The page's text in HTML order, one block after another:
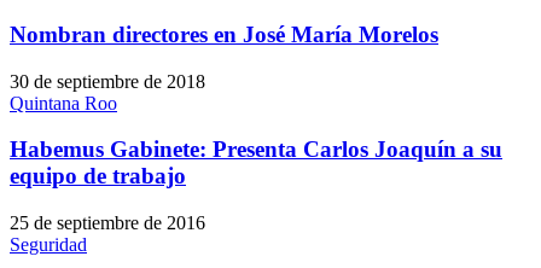
Nombran directores en José María Morelos
30 de septiembre de 2018
Quintana Roo
Habemus Gabinete: Presenta Carlos Joaquín a su
equipo de trabajo
25 de septiembre de 2016
Seguridad